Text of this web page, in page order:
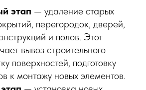
этап — удаление старых
перегородок, дверей,
и полов. Этот
вывоз строительного
поверхностей, подготовку
к монтажу новых элементов.